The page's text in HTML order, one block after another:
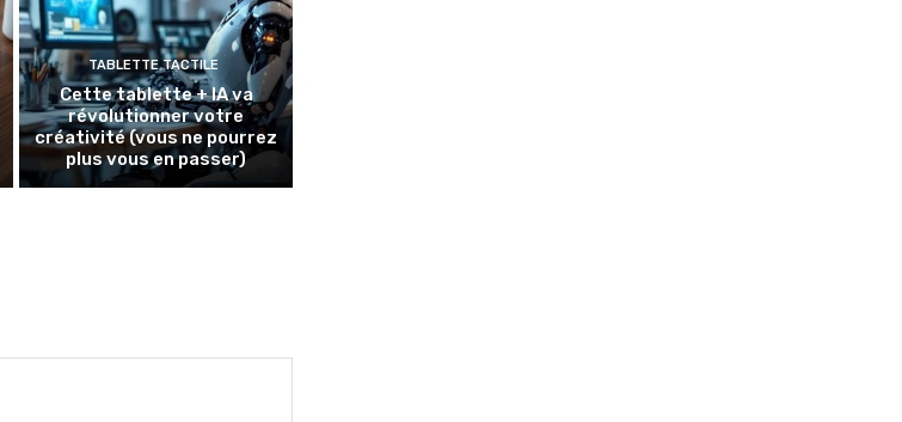
TABLETTE TACTILE
Cette tablette + IA va
révolutionner votre
créativité (vous ne pourrez
plus vous en passer)